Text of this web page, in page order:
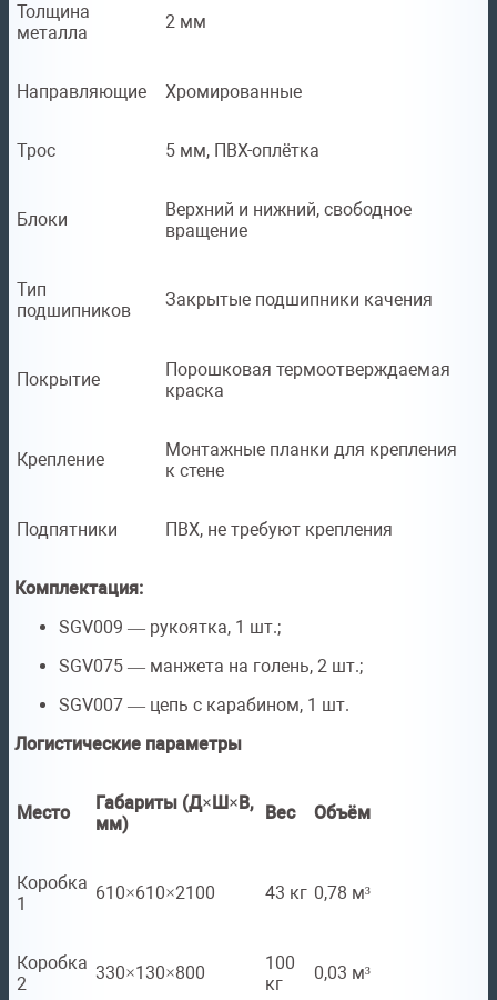
Толщина
металла
2 мм
Направляющие Хромированные
Трос 5 мм, ПВХ-оплётка
Блоки
Верхний и нижний, свободное
вращение
Тип
подшипников
Закрытые подшипники качения
Покрытие
Порошковая термоотверждаемая
краска
Крепление
Монтажные планки для крепления
к стене
Подпятники ПВХ, не требуют крепления
Комплектация:
SGV009 — рукоятка, 1 шт.;
SGV075 — манжета на голень, 2 шт.;
SGV007 — цепь с карабином, 1 шт.
Логистические параметры
Место
Габариты (Д×Ш×В,
мм)
Вес Объём
Коробка
1
610×610×2100 43 кг 0,78 м³
Коробка
2
330×130×800
100
кг
0,03 м³